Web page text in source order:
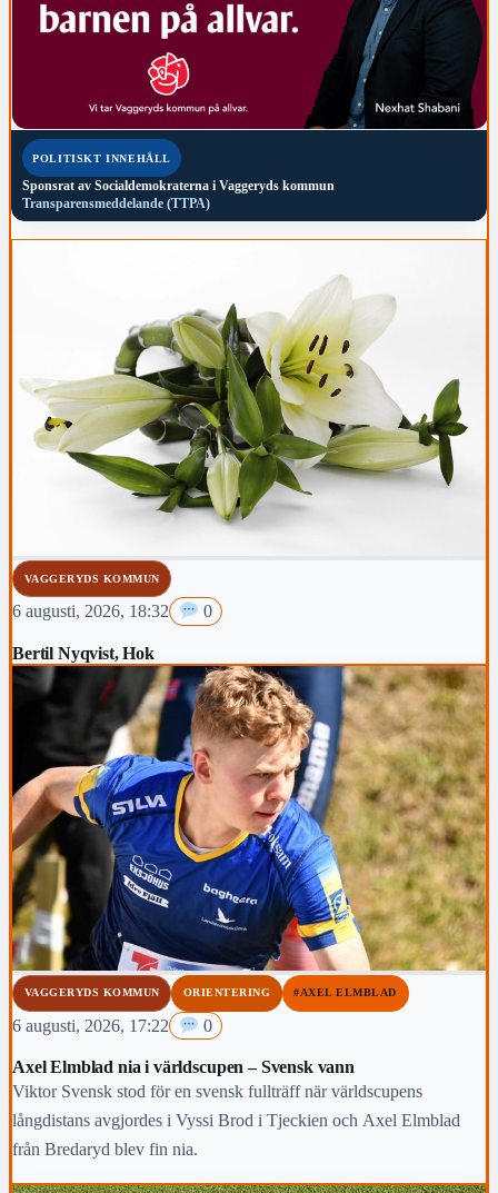
POLITISKT INNEHÅLL
Sponsrat av Socialdemokraterna i Vaggeryds kommun
Transparensmeddelande (TTPA)
VAGGERYDS KOMMUN
6 augusti, 2026, 18:32 0
Bertil Nyqvist, Hok
VAGGERYDS KOMMUN ORIENTERING #AXEL ELMBLAD
6 augusti, 2026, 17:22 0
Axel Elmblad nia i världscupen – Svensk vann
Viktor Svensk stod för en svensk fullträff när världscupens
långdistans avgjordes i Vyssi Brod i Tjeckien och Axel Elmblad
från Bredaryd blev fin nia.